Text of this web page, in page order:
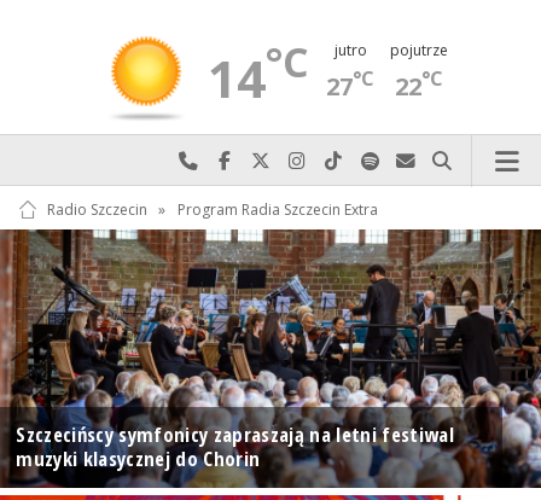
14°C jutro
27°C
pojutrze
22°C
Najlepiej po prostu do nas zadzwoń
Odwiedź nas na Facebook-u
Odwiedź nas na X
Odwiedź nas na Instagram-ie
Odwiedź nas na TikTok-u
Szukaj nas na Spotify
Wyślij do nas
Szukaj
Radio Szczecin » Program Radia Szczecin Extra
Szczecińscy symfonicy zapraszają na letni festiwal
muzyki klasycznej do Chorin